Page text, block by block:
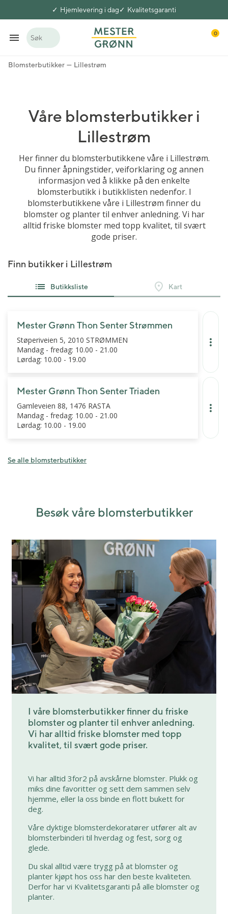
Hjemlevering i dag Kvalitetsgaranti
Søk
0
Blomsterbutikker Lillestrøm
Våre blomsterbutikker i
Lillestrøm
Her finner du blomsterbutikkene våre i Lillestrøm.
Du finner åpningstider, veiforklaring og annen
informasjon ved å klikke på den enkelte
blomsterbutikk i butikklisten nedenfor. I
blomsterbutikkene våre i Lillestrøm finner du
blomster og planter til enhver anledning. Vi har
alltid friske blomster med topp kvalitet, til svært
gode priser.
Finn butikker i Lillestrøm
Butikksliste Kart
Mester Grønn Thon Senter Strømmen
Støperiveien 5, 2010 STRØMMEN
Mandag - fredag: 10.00 - 21.00
Lørdag: 10.00 - 19.00
Mester Grønn Thon Senter Triaden
Gamleveien 88, 1476 RASTA
Mandag - fredag: 10.00 - 21.00
Lørdag: 10.00 - 19.00
Se alle blomsterbutikker
Besøk våre blomsterbutikker
I våre blomsterbutikker finner du friske
blomster og planter til enhver anledning.
Vi har alltid friske blomster med topp
kvalitet, til svært gode priser.
Vi har alltid 3for2 på avskårne blomster. Plukk og
miks dine favoritter og sett dem sammen selv
hjemme, eller la oss binde en flott bukett for
deg.
Våre dyktige blomsterdekoratører utfører alt av
blomsterbinderi til hverdag og fest, sorg og
glede.
Du skal alltid være trygg på at blomster og
planter kjøpt hos oss har den beste kvaliteten.
Derfor har vi Kvalitetsgaranti på alle blomster og
planter.